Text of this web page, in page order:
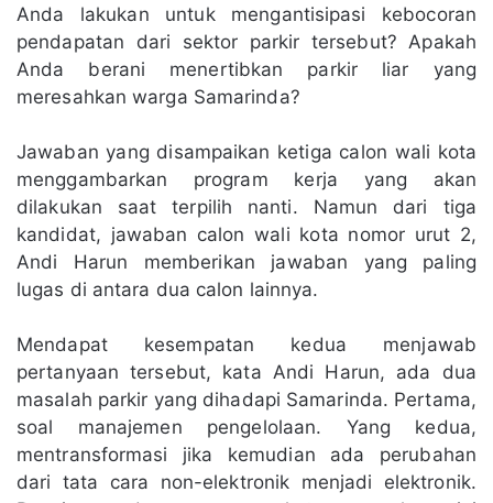
Anda lakukan untuk mengantisipasi kebocoran
pendapatan dari sektor parkir tersebut? Apakah
Anda berani menertibkan parkir liar yang
meresahkan warga Samarinda?
Jawaban yang disampaikan ketiga calon wali kota
menggambarkan program kerja yang akan
dilakukan saat terpilih nanti. Namun dari tiga
kandidat, jawaban calon wali kota nomor urut 2,
Andi Harun memberikan jawaban yang paling
lugas di antara dua calon lainnya.
Mendapat kesempatan kedua menjawab
pertanyaan tersebut, kata Andi Harun, ada dua
masalah parkir yang dihadapi Samarinda. Pertama,
soal manajemen pengelolaan. Yang kedua,
mentransformasi jika kemudian ada perubahan
dari tata cara non-elektronik menjadi elektronik.